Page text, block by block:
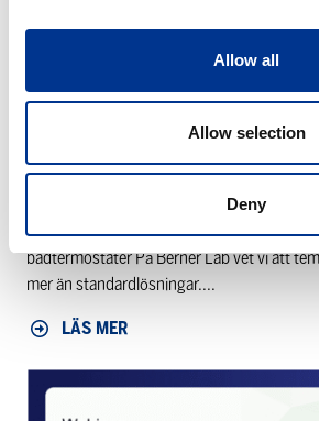
Allow all
Allow selection
Deny
varje
LAUDA UNIVERSA – EN
LAUDA Universa – nästa generation av
badtermostater På Berner Lab vet vi att
mer än standardlösningar....
LÄS MER